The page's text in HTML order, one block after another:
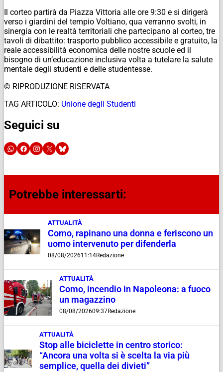
Il corteo partirà da Piazza Vittoria alle ore 9:30 e si dirigerà
verso i giardini del tempio Voltiano, qua verranno svolti, in
sinergia con le realtà territoriali che partecipano al corteo, tre
tavoli di dibattito: trasporto pubblico accessibile e gratuito, la
reale accessibilità economica delle nostre scuole ed il
bisogno di un’educazione inclusiva volta a tutelare la salute
mentale degli studenti e delle studentesse.
© RIPRODUZIONE RISERVATA
TAG ARTICOLO: Unione degli Studenti
Seguici su
Potrebbe interessarti:
ATTUALITÀ
Como, rapinano una donna e feriscono un
uomo intervenuto per difenderla
08/08/202611:14Redazione
ATTUALITÀ
Como, incendio in Napoleona: a fuoco
un magazzino
08/08/202609:37Redazione
ATTUALITÀ
Stop alle biciclette in centro storico:
“Ancora una volta si è scelta la via più
semplice, quella dei divieti”